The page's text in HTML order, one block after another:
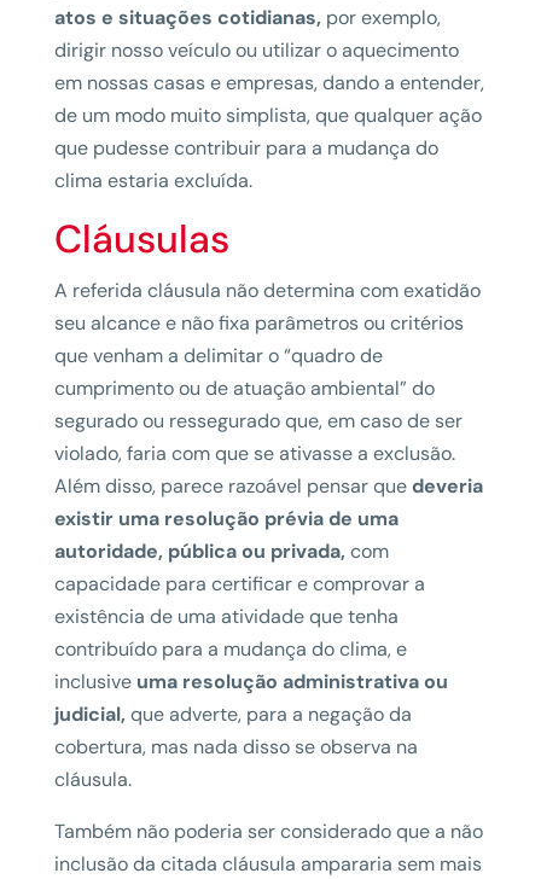
atos e situações cotidianas, por exemplo,
dirigir nosso veículo ou utilizar o aquecimento
em nossas casas e empresas, dando a entender,
de um modo muito simplista, que qualquer ação
que pudesse contribuir para a mudança do
clima estaria excluída.
Cláusulas
A referida cláusula não determina com exatidão
seu alcance e não fixa parâmetros ou critérios
que venham a delimitar o “quadro de
cumprimento ou de atuação ambiental” do
segurado ou ressegurado que, em caso de ser
violado, faria com que se ativasse a exclusão.
Além disso, parece razoável pensar quedeveria
existir uma resolução prévia de uma
autoridade, pública ou privada, com
capacidade para certificar e comprovar a
existência de uma atividade que tenha
contribuído para a mudança do clima, e
inclusive uma resolução administrativa ou
judicial, que adverte, para a negação da
cobertura, mas nada disso se observa na
cláusula.
Também não poderia ser considerado que a não
inclusão da citada cláusula ampararia sem mais